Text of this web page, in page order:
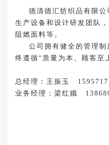
德清德汇纺织品有限
生产设备和设计研发团队
阻燃面料等。
公司拥有健全的管理
终遵循“质量为本、顾客至
总经理：王振玉
业务经理：梁红娥